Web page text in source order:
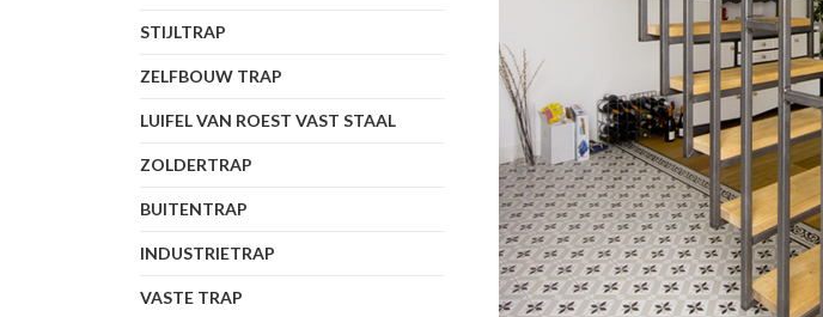
STIJLTRAP
ZELFBOUW TRAP
LUIFEL VAN ROEST VAST STAAL
ZOLDERTRAP
BUITENTRAP
INDUSTRIETRAP
VASTE TRAP